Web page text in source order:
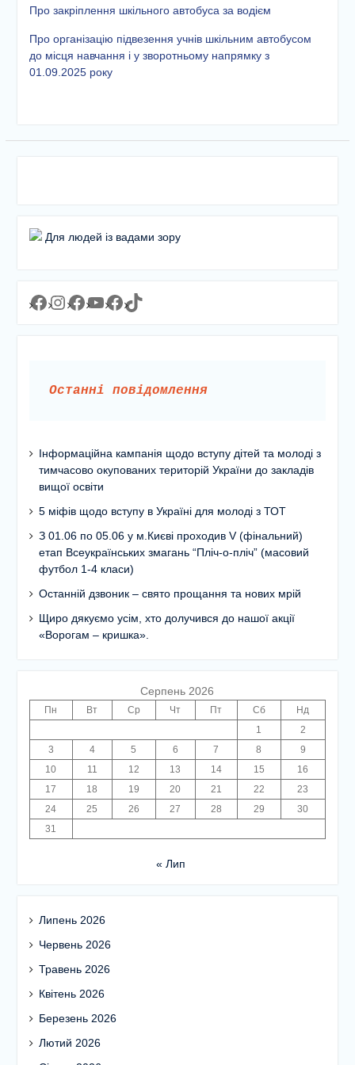
етапу Всеукраїнської
військово-патріотичної гри
«Сокіл» («Джура»)
У закладі освіти
Про закріплення шкільного автобуса за водієм
Про організацію підвезення учнів шкільним автобусом
до місця навчання і у зворотньому напрямку з
01.09.2025 року
Для людей із вадами зору
Facebook
Instagram
Facebook
YouTube
Facebook
https://www.tiktok.com/@lyceum1man?_t=8YJMx0RJgIf&_r=1
Останні повідомлення
Інформаційна кампанія щодо вступу дітей та молоді з
тимчасово окупованих територій України до закладів
вищої освіти
5 міфів щодо вступу в Україні для молоді з ТОТ
З 01.06 по 05.06 у м.Києві проходив V (фінальний)
етап Всеукраїнських змагань “Пліч-о-пліч” (масовий
футбол 1-4 класи)
Останній дзвоник – свято прощання та нових мрій
Щиро дякуємо усім, хто долучився до нашої акції
«Ворогам – кришка».
Серпень 2026
Пн Вт Ср Чт Пт Сб
Нд
1
2
3
4 5 6 7 8
9
10
11 12 13 14 15
16
17
18 19 20 21 22
23
24
25 26 27 28 29
30
31
« Лип
Липень 2026
Червень 2026
Травень 2026
Квітень 2026
Березень 2026
Лютий 2026